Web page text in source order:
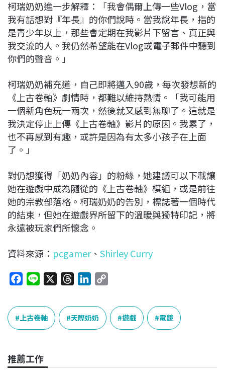
柯瑞奶奶進一步解釋：「我會偶爾上傳一些Vlog，當
我有話想對『年長』的你們說時。當我說年長，指的
是青少年以上，那些會定期在我影片下留言、真正與
我交流的人。我仍然希望能在Vlog或電子郵件中聽到
你們的聲音。」
柯瑞奶奶補充道，自己即將邁入90歲，每次發想新的
《上古卷軸》劇情時，都難以維持熱情。「我可能用
一個新角色玩一兩次，然後就又感到無聊了。這就是
我決定停止上傳《上古卷軸》影片的原因。我累了，
也不再感到有趣，或許是因為有太多小孩子在上面
了。」
對仍想獲得「奶奶內容」的粉絲，她建議可以下載讓
她在遊戲中成為隨從的《上古卷軸》模組，或是前往
她的宗教部落格。柯瑞奶奶的告別，標誌著一個時代
的結束，但她在遊戲界所留下的溫暖與獨特印記，將
永遠被玩家們所懷念。
資料來源： pcgamer、 Shirley Curry
c
e
b
o
k
n
e
r
e
a
n
k
e
n
y
k
上古卷軸 天際奶奶 遊戲 電競
推薦工作